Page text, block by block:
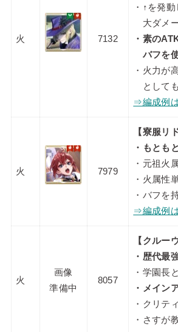
火 7132
・↑を発
大ダメ
・素の
バフを
・火力が
として
⇒編成例
火 7979
【寮服リ
・もとも
・元祖火
・火属性
・バフを
⇒編成例
火
画像
準備中
8057
【クルー
・歴代最
・学園長
・メイン
・クリテ
・さすが